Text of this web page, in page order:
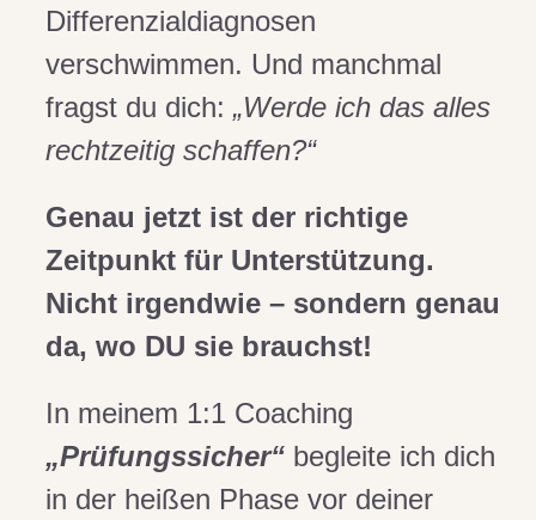
Differenzialdiagnosen
verschwimmen. Und manchmal
fragst du dich: „Werde ich das alles
rechtzeitig schaffen?“
Genau jetzt ist der richtige
Zeitpunkt für Unterstützung.
Nicht irgendwie – sondern genau
da, wo DU sie brauchst!
In meinem 1:1 Coaching
„Prüfungssicher“ begleite ich dich
in der heißen Phase vor deiner